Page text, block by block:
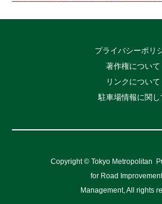
プライバシーポリ
著作権について
リンクについて
駐車場情報に関し
Copyright © Tokyo Metropolitan
for Road
Management, All rights